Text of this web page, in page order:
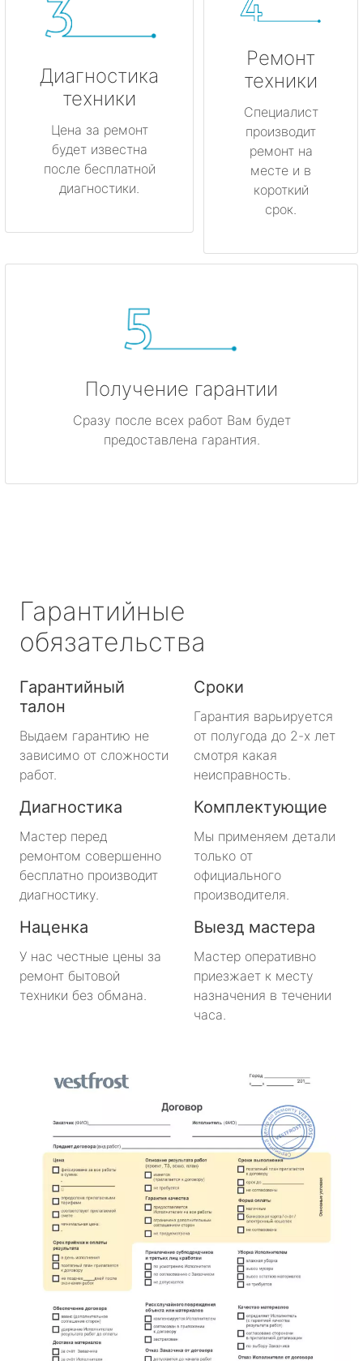
Диагностика
техники
Цена за ремонт
будет известна
после бесплатной
диагностики.
Ремонт
техники
Специалист
производит
ремонт на
месте и в
короткий
срок.
Получение гарантии
Сразу после всех работ Вам будет
предоставлена гарантия.
Гарантийные
обязательства
Гарантийный
талон
Выдаем гарантию не
зависимо от сложности
работ.
Сроки
Гарантия варьируется
от полугода до 2-х лет
смотря какая
неисправность.
Диагностика
Мастер перед
ремонтом совершенно
бесплатно производит
диагностику.
Комплектующие
Мы применяем детали
только от
официального
производителя.
Наценка
У нас честные цены за
ремонт бытовой
техники без обмана.
Выезд мастера
Мастер оперативно
приезжает к месту
назначения в течении
часа.